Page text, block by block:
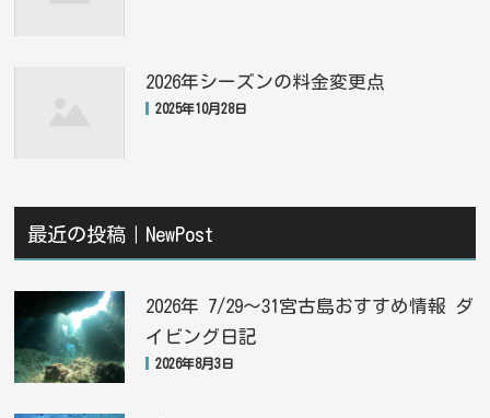
2026年シーズンの料金変更点
2025年10月28日
最近の投稿｜NewPost
2026年 7/29〜31宮古島おすすめ情報 ダ
イビング日記
2026年8月3日